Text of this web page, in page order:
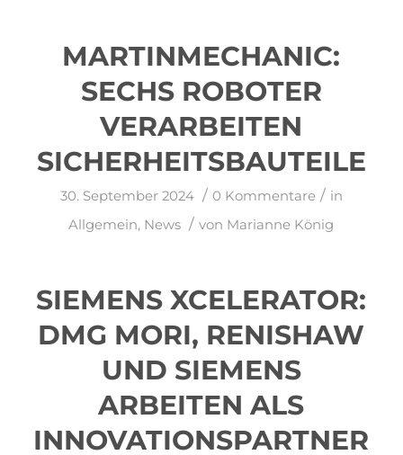
MARTINMECHANIC:
SECHS ROBOTER
VERARBEITEN
SICHERHEITSBAUTEILE
30. September 2024 / 0 Kommentare / in
Allgemein, News / von Marianne König
SIEMENS XCELERATOR:
DMG MORI, RENISHAW
UND SIEMENS
ARBEITEN ALS
INNOVATIONSPARTNER